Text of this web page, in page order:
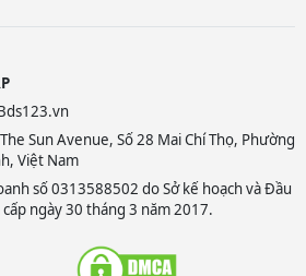
Sun Avenue, Số 28 Mai Chí Thọ, Phường
Việt Nam
số 0313588502 do Sở kế hoạch và Đầu
ngày 30 tháng 3 năm 2017.